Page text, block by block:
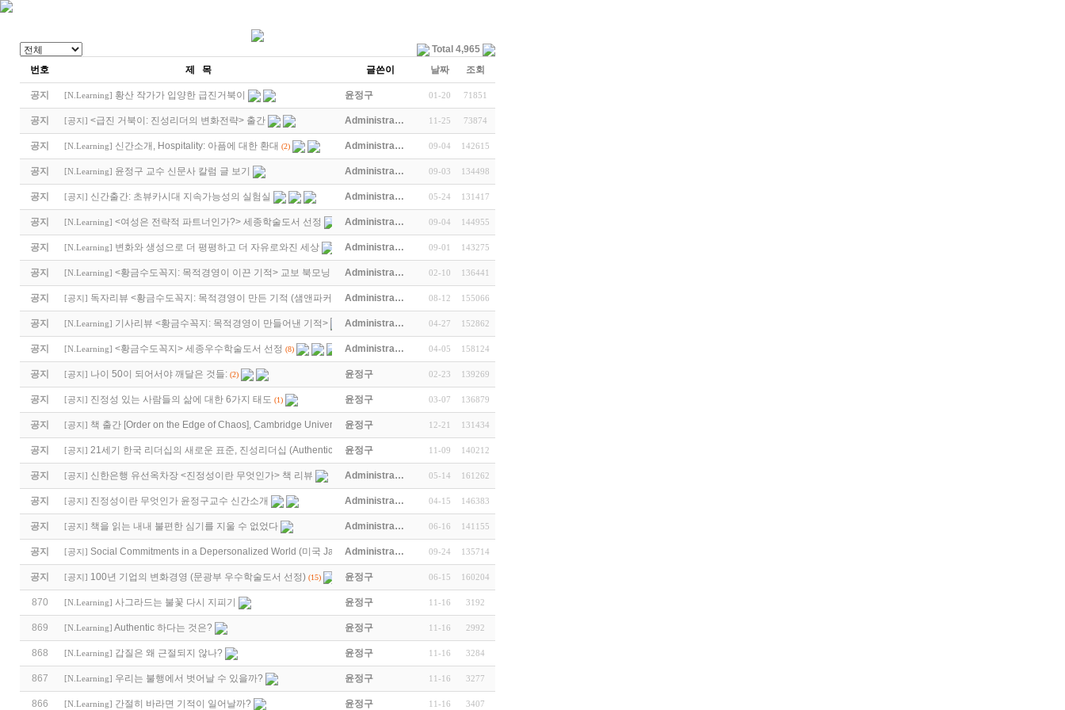
Total 4,965
번호
제 목 글쓴이 날짜 조회
공지 [N.Learning] 황산 작가가 입양한 급진거북이 윤정구 01-20 71851
공지 [공지 ] <급진 거북이: 진성리더의 변화전략> 출간 Administra… 11-25 73874
공지 [N.Learning] 신간소개, Hospitality: 아픔에 대한 환대 (2) Administra… 09-04 142615
공지 [N.Learning] 윤정구 교수 신문사 칼럼 글 보기 Administra… 09-03 134498
공지 [공지 ] 신간출간: 초뷰카시대 지속가능성의 실험실 Administra… 05-24 131417
공지 [N.Learning] <여성은 전략적 파트너인가?> 세종학술도서 선정 Administra… 09-04 144955
공지 [N.Learning] 변화와 생성으로 더 평평하고 더 자유로와진 세상 Administra… 09-01 143275
공지 [N.Learning] <황금수도꼭지: 목적경영이 이끈 기적> 교보 북모닝 Administra… 02-10 136441
공지 [공지 ] 독자리뷰 <황금수도꼭지: 목적경영이 만든 기적 (샘앤파커스 …Administra… 08-12 155066
공지 [N.Learning] 기사리뷰 <황금수꼭지: 목적경영이 만들어낸 기적> Administra… 04-27 152862
공지 [N.Learning] <황금수도꼭지> 세종우수학술도서 선정 (8) Administra… 04-05 158124
공지 [공지 ] 나이 50이 되어서야 깨달은 것들: (2) 윤정구 02-23 139269
공지 [공지 ] 진정성 있는 사람들의 삶에 대한 6가지 태도 (1) 윤정구 03-07 136879
공지 [공지 ] 책 출간 [Order on the Edge of Chaos], Cambridge University …윤정구 12-21 131434
공지 [공지 ] 21세기 한국 리더십의 새로운 표준, 진성리더십 (Authentic Lead… (3)
윤정구 11-09 140212
공지 [공지 ] 신한은행 유선옥차장 <진정성이란 무엇인가> 책 리뷰 Administra… 05-14 161262
공지 [공지 ] 진정성이란 무엇인가 윤정구교수 신간소개 Administra… 04-15 146383
공지 [공지 ] 책을 읽는 내내 불편한 심기를 지울 수 없었다 Administra… 06-16 141155
공지 [공지 ] Social Commitments in a Depersonalized World (미국 Jame Cole…
Administra… 09-24 135714
공지 [공지 ] 100년 기업의 변화경영 (문광부 우수학술도서 선정) (15) 윤정구 06-15 160204
870 [N.Learning] 사그라드는 불꽃 다시 지피기 윤정구 11-16 3192
869 [N.Learning] Authentic 하다는 것은? 윤정구 11-16 2992
868 [N.Learning] 갑질은 왜 근절되지 않나? 윤정구 11-16 3284
867 [N.Learning] 우리는 불행에서 벗어날 수 있을까? 윤정구 11-16 3277
866 [N.Learning] 간절히 바라면 기적이 일어날까? 윤정구 11-16 3407